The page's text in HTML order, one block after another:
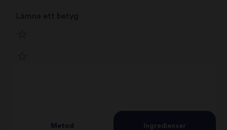
Lämna ett betyg
Metod Ingredienser